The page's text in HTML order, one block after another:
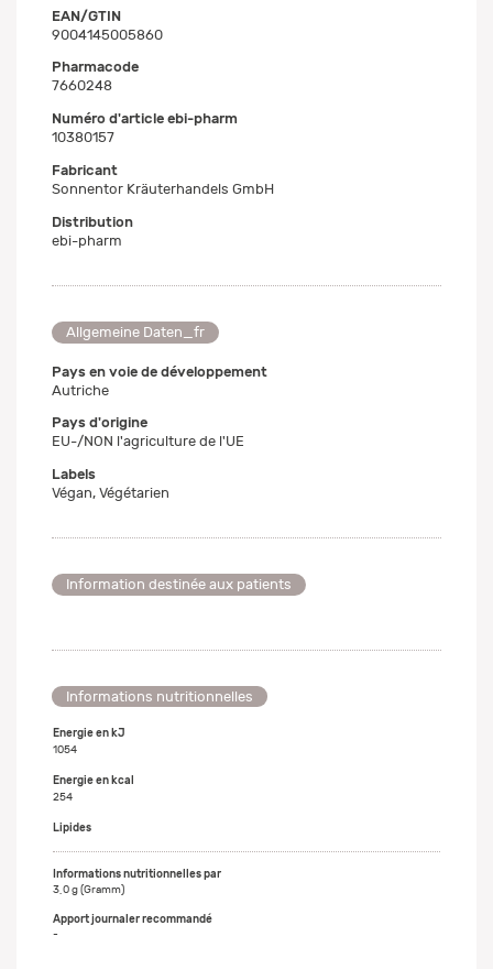
EAN/GTIN
9004145005860
Pharmacode
7660248
Numéro d'article ebi-pharm
10380157
Fabricant
Sonnentor Kräuterhandels GmbH
Distribution
ebi-pharm
Allgemeine Daten_fr
Pays en voie de développement
Autriche
Pays d'origine
EU-/NON l'agriculture de l'UE
Labels
Végan, Végétarien
Information destinée aux patients
Informations nutritionnelles
Energie en kJ
1054
Energie en kcal
254
Lipides
3,0 g (Gramm)
-